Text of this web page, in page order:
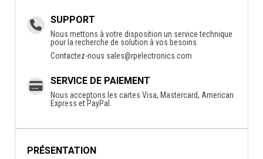
SUPPORT
Nous mettons à votre disposition un service technique
pour la recherche de solution à vos besoins.
Contactez-nous sales@rpelectronics.com
SERVICE DE PAIEMENT
Nous acceptons les cartes Visa, Mastercard, American
Express et PayPal.
PRÉSENTATION